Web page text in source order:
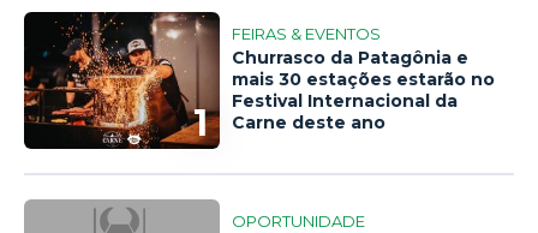
1
FEIRAS & EVENTOS
Churrasco da Patagônia e
mais 30 estações estarão no
Festival Internacional da
Carne deste ano
OPORTUNIDADE